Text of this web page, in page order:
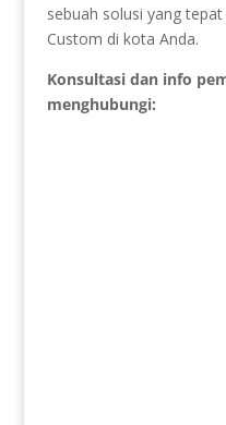
sebuah solusi yang
Custom di kota Anda.
Konsultasi dan info
menghubungi: